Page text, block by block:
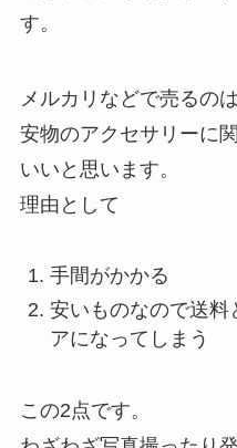
す。
メルカリなどで売るの
安物のアクセサリーに
いいと思います。
理由として
手間がかかる
安いものなので送料
アになってしまう
この2点です。